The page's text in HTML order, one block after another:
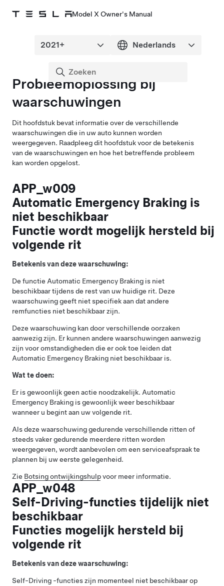
Model X Owner's Manual
Probleemoplossing bij
waarschuwingen
Dit hoofdstuk bevat informatie over de verschillende
waarschuwingen die in uw auto kunnen worden
weergegeven. Raadpleeg dit hoofdstuk voor de betekenis
van de waarschuwingen en hoe het betreffende probleem
kan worden opgelost.
APP_w009
Automatic Emergency Braking is
niet beschikbaar
Functie wordt mogelijk hersteld bij
volgende rit
Betekenis van deze waarschuwing:
De functie Automatic Emergency Braking is niet
beschikbaar tijdens de rest van uw huidige rit. Deze
waarschuwing geeft niet specifiek aan dat andere
remfuncties niet beschikbaar zijn.
Deze waarschuwing kan door verschillende oorzaken
aanwezig zijn. Er kunnen andere waarschuwingen aanwezig
zijn voor omstandigheden die er ook toe leiden dat
Automatic Emergency Braking niet beschikbaar is.
Wat te doen:
Er is gewoonlijk geen actie noodzakelijk. Automatic
Emergency Braking is gewoonlijk weer beschikbaar
wanneer u begint aan uw volgende rit.
Als deze waarschuwing gedurende verschillende ritten of
steeds vaker gedurende meerdere ritten worden
weergegeven, wordt aanbevolen om een serviceafspraak te
plannen bij uw eerste gelegenheid.
Zie Botsing ontwijkingshulpvoor meer informatie.
APP_w048
Self-Driving-functies tijdelijk niet
beschikbaar
Functies mogelijk hersteld bij
volgende rit
Betekenis van deze waarschuwing:
Self-Driving -functies zijn momenteel niet beschikbaar op